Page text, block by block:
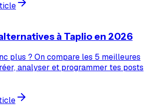
à Taplio en 2026
plus ? On compare les 5 meilleures
analyser et programmer tes posts